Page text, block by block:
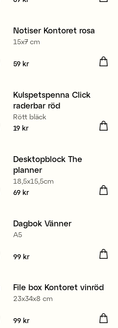
Nyhet
Notiser Kontoret rosa
15x7 cm
Pris:
59 kr
Nyhet
Kulspetspenna Click
raderbar röd
Rött bläck
Pris:
19 kr
Nyhet
Desktopblock The
planner
18,5x15,5cm
Pris:
69 kr
Nyhet
Dagbok Vänner
A5
Pris:
99 kr
Nyhet
File box Kontoret vinröd
23x34x8 cm
Pris:
99 kr